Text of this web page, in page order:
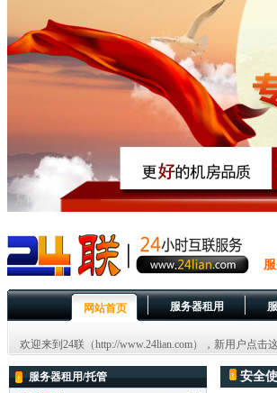
网站首页 服务器租用
欢迎来到24联（http://www.24lian.com），新用户点击
服务器租用/托管
安全